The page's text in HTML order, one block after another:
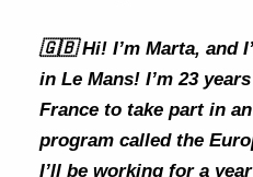
🇬🇧 Hi! I’m Marta, and
in Le Mans! I’m 23
France to take part in
program called the
I’ll be working for a